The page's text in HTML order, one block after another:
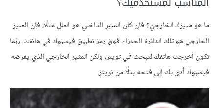
ما هو مثيرك الخارجيّ؟ فإن كان المثير الداخلي هو الملل مثلًا، فإن المثير
الحارجي هو تلك الدائرة الحمراء فوق رمز تطبيق فيسبوك في هاتفك. ربّما
تكون أخرجت هاتفك لتبحث في تويتر، ولكن المثير الخارجي الذي يعرضه
فيسبوك أدى بك إلى فتحه بدلًا من تويتر.